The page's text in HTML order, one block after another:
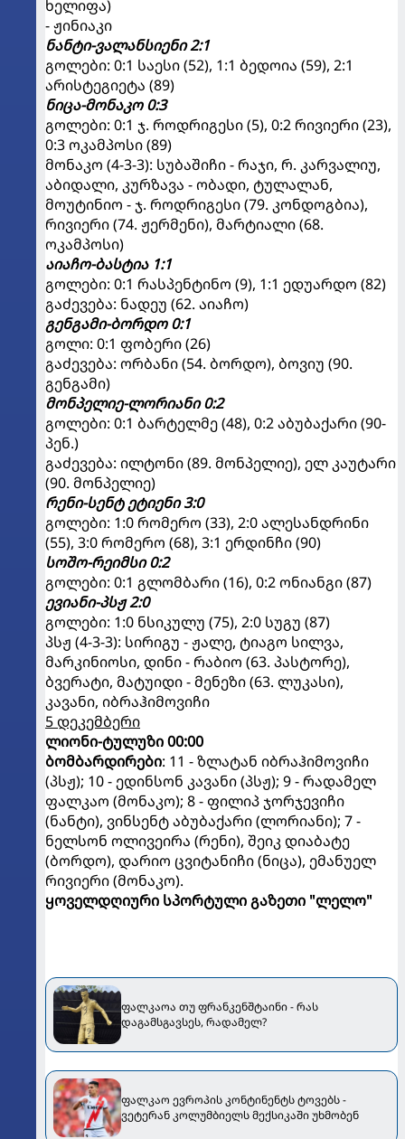
ხელიფა)
- ჟინიაკი
ნანტი-ვალანსიენი 2:1
გოლები: 0:1 საესი (52), 1:1 ბედოია (59), 2:1
არისტეგიეტა (89)
ნიცა-მონაკო 0:3
გოლები: 0:1 ჯ. როდრიგესი (5), 0:2 რივიერი (23),
0:3 ოკამპოსი (89)
მონაკო (4-3-3): სუბაშიჩი - რაჯი, რ. კარვალიუ,
აბიდალი, კურზავა - ობადი, ტულალან,
მოუტინიო - ჯ. როდრიგესი (79. კონდოგბია),
რივიერი (74. ჟერმენი), მარტიალი (68.
ოკამპოსი)
აიაჩო-ბასტია 1:1
გოლები: 0:1 რასპენტინო (9), 1:1 ედუარდო (82)
გაძევება: ნადეუ (62. აიაჩო)
გენგამი-ბორდო 0:1
გოლი: 0:1 ფობერი (26)
გაძევება: ორბანი (54. ბორდო), ბოვიუ (90.
გენგამი)
მონპელიე-ლორიანი 0:2
გოლები: 0:1 ბარტელმე (48), 0:2 აბუბაქარი (90-
პენ.)
გაძევება: ილტონი (89. მონპელიე), ელ კაუტარი
(90. მონპელიე)
რენი-სენტ ეტიენი 3:0
გოლები: 1:0 რომერო (33), 2:0 ალესანდრინი
(55), 3:0 რომერო (68), 3:1 ერდინჩი (90)
სოშო-რეიმსი 0:2
გოლები: 0:1 გლომბარი (16), 0:2 ონიანგი (87)
ევიანი-პსჟ 2:0
გოლები: 1:0 ნსიკულუ (75), 2:0 სუგუ (87)
პსჟ (4-3-3): სირიგუ - ჟალე, ტიაგო სილვა,
მარკინიოსი, დინი - რაბიო (63. პასტორე),
ბვერატი, მატუიდი - მენეზი (63. ლუკასი),
კავანი, იბრაჰიმოვიჩი
5 დეკემბერი
ლიონი-ტულუზი 00:00
ბომბარდირები: 11 - ზლატან იბრაჰიმოვიჩი
(პსჟ); 10 - ედინსონ კავანი (პსჟ); 9 - რადამელ
ფალკაო (მონაკო); 8 - ფილიპ ჯორჯევიჩი
(ნანტი), ვინსენტ აბუბაქარი (ლორიანი); 7 -
ნელსონ ოლივეირა (რენი), შეიკ დიაბატე
(ბორდო), დარიო ცვიტანიჩი (ნიცა), ემანუელ
რივიერი (მონაკო).
ყოველდღიური სპორტული გაზეთი "ლელო"
ფალკაოა თუ ფრანკენშტაინი - რას
დაგამსგავსეს, რადამელ?
ფალკაო ევროპის კონტინენტს ტოვებს -
ვეტერან კოლუმბიელს მექსიკაში უხმობენ